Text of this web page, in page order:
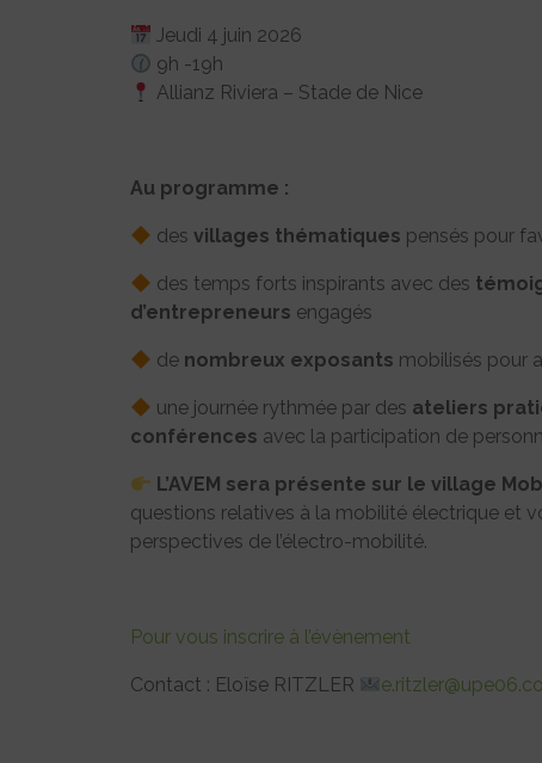
Jeudi 4 juin 2026
9h -19h
Allianz Riviera – Stade de Nice
Au programme :
desvillages thématiques pensés pour
des temps forts inspirants avec des
d’entrepreneurs engagés
de nombreux exposants mobilisés pour
une journée rythmée par des ateliers
conférences avec la participation de
L’AVEM sera présente sur le village
questions relatives à la mobilité électrique et
perspectives de l’électro-mobilité.
Pour vous inscrire à l’évènement
Contact : Eloïse RITZLER